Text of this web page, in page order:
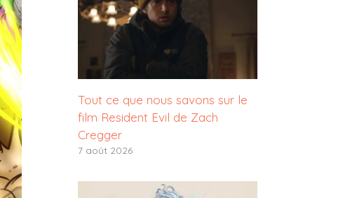
Tout ce que nous savons sur le
film Resident Evil de Zach
Cregger
7 août 2026